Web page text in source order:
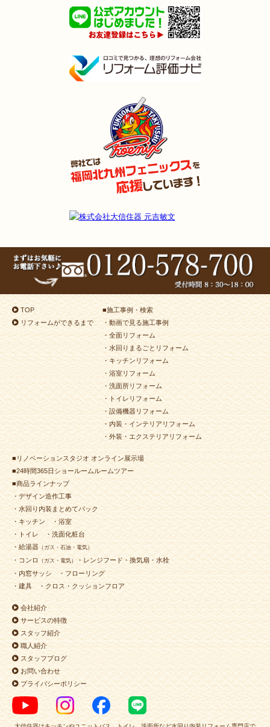
TOP
リフォームができるまで
■施工事例・検索
・動画で見る施工事例
・全面リフォーム
・水回りまるごとリフォーム
・キッチンリフォーム
・浴室リフォーム
・洗面所リフォーム
・トイレリフォーム
・設備機器リフォーム
・内装・インテリアリフォーム
・外装・エクステリアリフォーム
■リノベーションスタジオ オンライン展示場
■24時間365日ショールームルームツアー
■商品ラインナップ
・デザイン造作工事
・水回り内装まとめてパック
・キッチン
・浴室
・トイレ
・洗面化粧台
・給湯器 （ガス・石油・電気）
・コンロ （ガス・電気）・レンジフード・換気扇・水栓
・内窓サッシ
・フローリング
・建具
・クロス・クッションフロア
会社紹介
サービスの特徴
スタッフ紹介
職人紹介
スタッフブログ
お問い合わせ
プライバシーポリシー